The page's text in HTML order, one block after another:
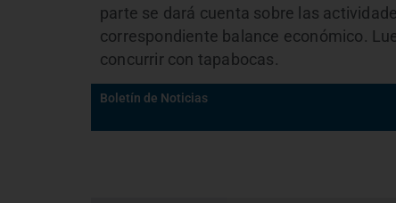
parte se dará cuenta sobre las
correspondiente balance económico.
concurrir con tapabocas.
Boletín de Noticias